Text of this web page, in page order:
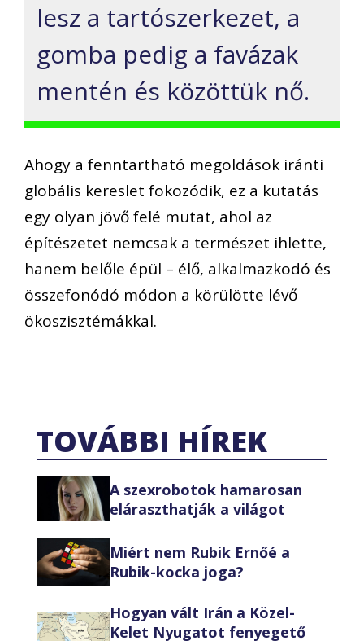
lesz a tartószerkezet, a
gomba pedig a favázak
mentén és közöttük nő.
Ahogy a fenntartható megoldások iránti
globális kereslet fokozódik, ez a kutatás
egy olyan jövő felé mutat, ahol az
építészetet nemcsak a természet ihlette,
hanem belőle épül – élő, alkalmazkodó és
összefonódó módon a körülötte lévő
ökoszisztémákkal.
TOVÁBBI HÍREK
A szexrobotok hamarosan
eláraszthatják a világot
Miért nem Rubik Ernőé a
Rubik-kocka joga?
Hogyan vált Irán a Közel-
Kelet Nyugatot fenyegető